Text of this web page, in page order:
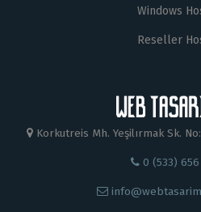
Windows
Reseller
Korkutreis Mh. Yeşilırmak Sk.
0 (533)